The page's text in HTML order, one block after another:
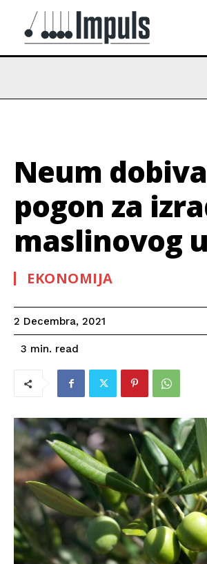
Neum dobiva
pogon za
maslinovog
EKONOMIJA
2 Decembra, 2021
3 min. read